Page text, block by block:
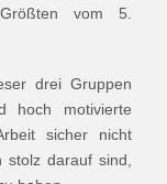
vom 5.
drei Gruppen
hoch motivierte
sicher nicht
darauf sind,